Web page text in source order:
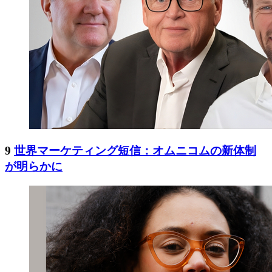
9 世界マーケティング短信：オムニコムの新体制
が明らかに